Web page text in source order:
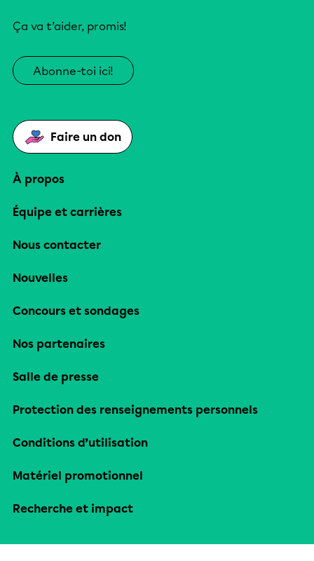
Ça va t’aider, promis!
Abonne-toi ici!
Faire un don
À propos
Équipe et carrières
Nous contacter
Nouvelles
Concours et sondages
Nos partenaires
Salle de presse
Protection des renseignements personnels
Conditions d’utilisation
Matériel promotionnel
Recherche et impact